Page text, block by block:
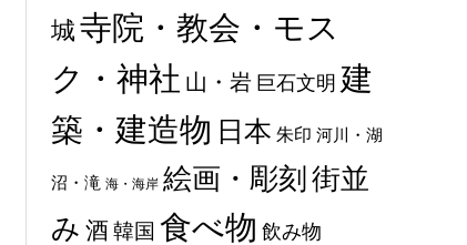
城 寺院・教会・モス
ク・神社 山・岩 巨石文明 建
築・建造物 日本 朱印 河川・湖
沼・滝 海・海岸 絵画・彫刻 街並
み 酒 韓国 食べ物 飲み物